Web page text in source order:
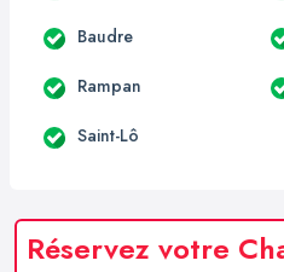
Baudre
Rampan
Saint-Lô
Réservez votre